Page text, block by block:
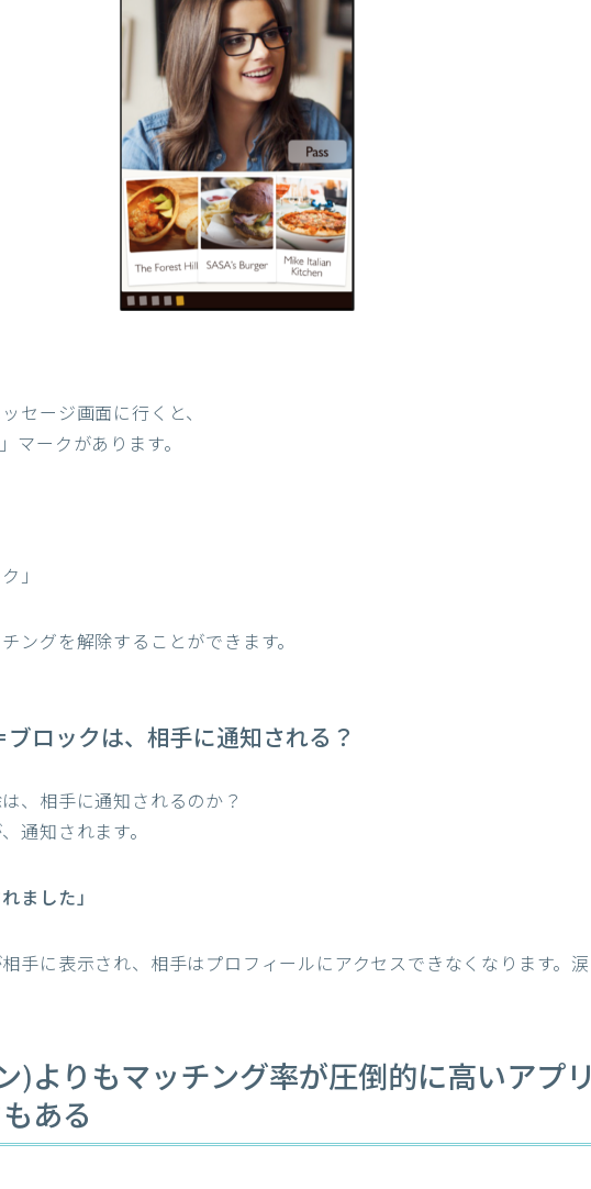
セージ画面に行くと、
マークがあります。
」
ングを解除することができます。
ブロックは、相手に通知される？
、相手に通知されるのか？
通知されます。
ました」
手に表示され、相手はプロフィールにアクセスできなくなります。涙
)よりもマッチング率が圧倒的に高いアプリ
ある